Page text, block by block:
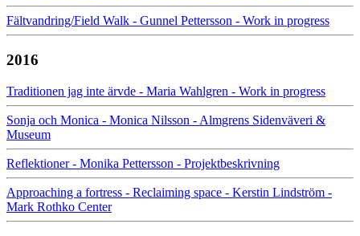
Fältvandring/Field Walk - Gunnel Pettersson - Work in progress
2016
Traditionen jag inte ärvde - Maria Wahlgren - Work in progress
Sonja och Monica - Monica Nilsson - Almgrens Sidenväveri &
Museum
Reflektioner - Monika Pettersson - Projektbeskrivning
Approaching a fortress - Reclaiming space - Kerstin Lindström -
Mark Rothko Center